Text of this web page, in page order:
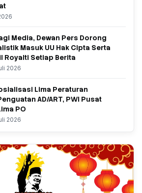
Media, Dewan Pers Dorong
Masuk UU Hak Cipta Serta
Royalti Setiap Berita
2026
Lima Peraturan
AD/ART, PWI Pusat
PO
2026